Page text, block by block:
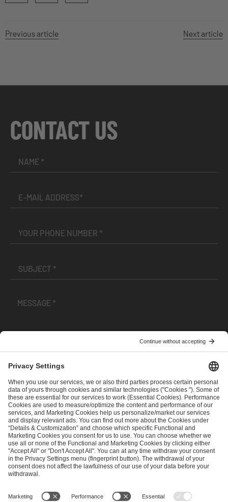
Previous article Next article
CONTACT US
andPrivacy Policy
SEND MESSAGE